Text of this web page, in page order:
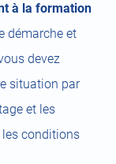
à la formation
démarche et
devez
situation par
et les
conditions